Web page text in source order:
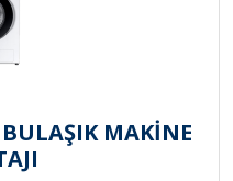
MAKİNE